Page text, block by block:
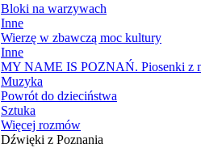
Bloki na warzywach
Inne
Wierzę w zbawczą moc kultury
Inne
MY NAME IS POZNAŃ. Piosenki z
Muzyka
Powrót do dzieciństwa
Sztuka
Więcej rozmów
Dźwięki z Poznania